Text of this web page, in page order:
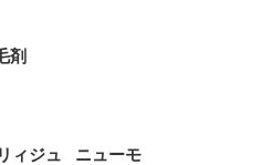
剤
ィジュ ニューモ